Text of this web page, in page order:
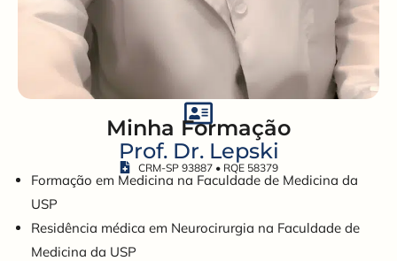
Minha Formação
Prof. Dr. Lepski
CRM-SP 93887 • RQE 58379
Formação em Medicina na Faculdade de Medicina da
USP
Residência médica em Neurocirurgia na Faculdade de
Medicina da USP